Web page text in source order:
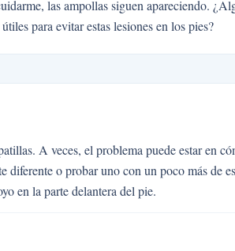
las ampollas siguen apareciendo.
para evitar estas lesiones en los pies?
A veces, el problema puede estar en
diferente o probar uno con un poco más de
en la parte delantera del pie.